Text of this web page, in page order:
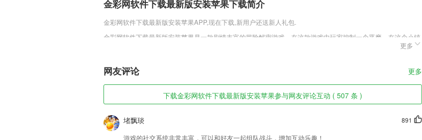
金彩网软件下载最新版安装苹果下载简介
金彩网软件下载最新版安装苹果APP,现在下载,新用户还送新人礼包.
金彩网软件下载最新版安装苹果是一款剧情丰富的冒险解密游戏，在这款游戏中玩家控制一个恶魔，在这个小镇
上恶魔主角和往常一样捉弄着小镇的居民，这时候来对手雇佣了一群恶魔猎人出现了，想要阻止你继续下去，玩
金彩网软件下载最新版安装苹果软件特色
容。这里有不同领域的造物主、新奇的内容站与讨论站、精良的专题等待你的发现与订阅。
2,房估师准题库每天都有免费的直播课，你可以随时随地进行学习和跟老师交流！
3,对课文中超多的习题进行在线做题，随时随地检测自己对各个知识点的掌握程度。
更多
网友评论 更多
下载金彩网软件下载最新版安装苹果参与网友评论互动 ( 507 条 )
891
堵飘琰
游戏的社交系统非常丰富，可以和好友一起组队战斗，增加互动乐趣！